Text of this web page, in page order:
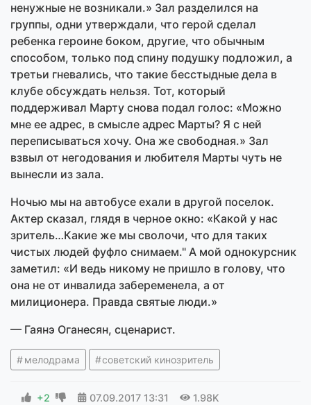
ненужные не возникали.» Зал разделился на
группы, одни утверждали, что герой сделал
ребенка героине боком, другие, что обычным
способом, только под спину подушку подложил, а
третьи гневались, что такие бесстыдные дела в
клубе обсуждать нельзя. Тот, который
поддерживал Марту снова подал голос: «Можно
мне ее адрес, в смысле адрес Марты? Я с ней
переписываться хочу. Она же свободная.» Зал
взвыл от негодования и любителя Марты чуть не
вынесли из зала.
Ночью мы на автобусе ехали в другой поселок.
Актер сказал, глядя в черное окно: «Какой у нас
зритель…Какие же мы сволочи, что для таких
чистых людей фуфло снимаем." А мой однокурсник
заметил: «И ведь никому не пришло в голову, что
она не от инвалида забеременела, а от
милиционера. Правда святые люди.»
— Гаянэ Оганесян, сценарист.
мелодрама советский кинозритель
+2 07.09.2017 13:31
1.98K